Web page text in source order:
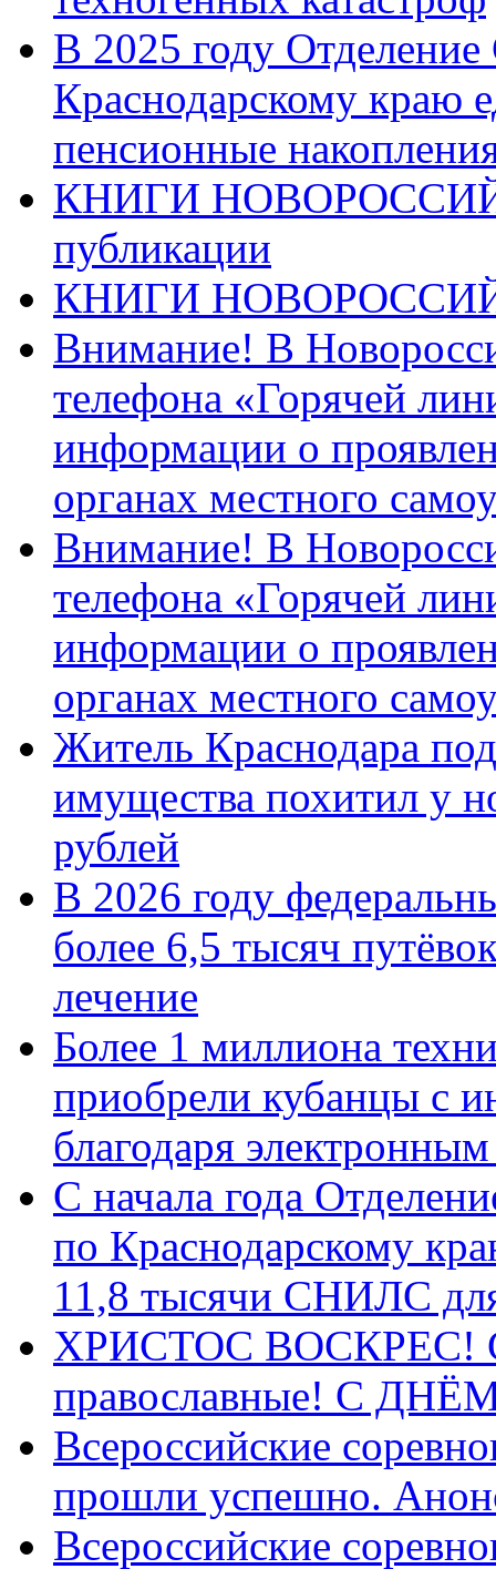
В 2025 году
Краснодарскому краю
пенсионные
КНИГИ
публикации
КНИГИ
Внимание! В
телефона «Горячей
информации о
органах местного
Внимание! В
телефона «Горячей
информации о
органах местного
Житель Краснодара
имущества похитил у
рублей
В 2026 году
более 6,5 тысяч
лечение
Более 1 миллиона
приобрели кубанцы с
благодаря
С начала года
по Краснодарскому
11,8 тысячи СНИЛС
ХРИСТОС ВОСКРЕС! С
православные! C
Всероссийские
прошли успешно.
Всероссийские